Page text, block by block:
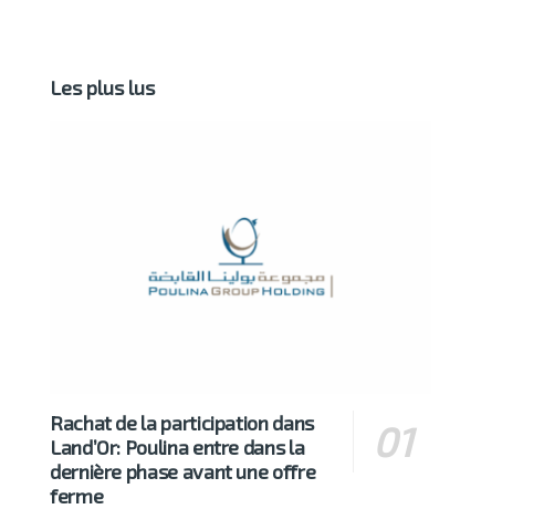
Les plus lus
Rachat de la participation dans
Land’Or: Poulina entre dans la
dernière phase avant une offre
ferme